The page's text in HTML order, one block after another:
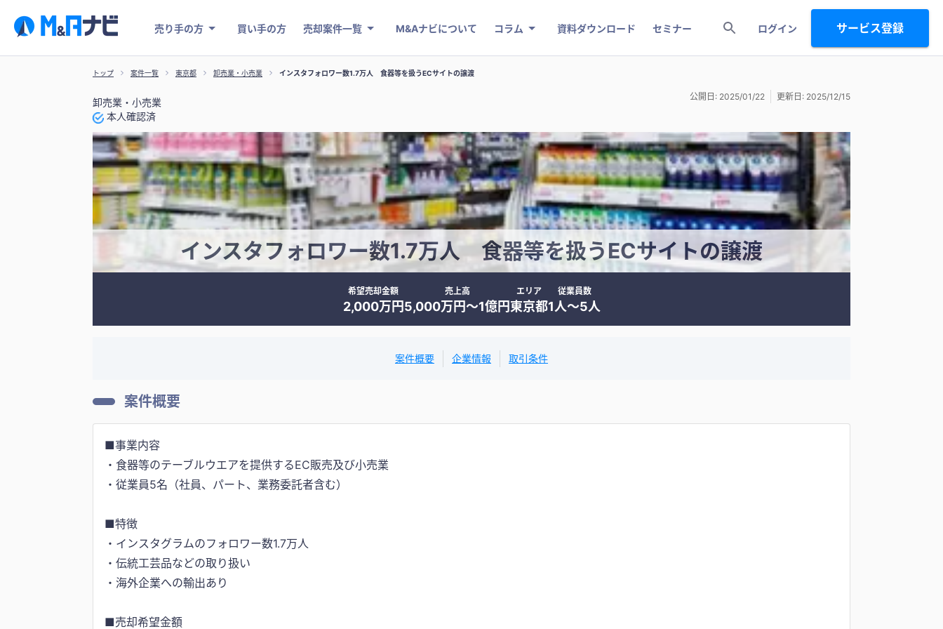
売り手の方 買い手の方 売却案件一覧 M&Aナビについて コラム 資料ダウンロード セミナー ログイン サービス登録
トップ 案件一覧 東京都 卸売業・小売業 インスタフォロワー数1.7万人 食器等を扱うECサイトの譲渡
卸売業・小売業
本人確認済
公開日: 2025/01/22 更新日: 2025/12/15
インスタフォロワー数1.7万人 食器等を扱うECサイトの譲渡
希望売却金額
2,000万円
売上高
5,000万円〜1億円
エリア
東京都
従業員数
1人〜5人
案件概要 企業情報 取引条件
案件概要
■事業内容
・食器等のテーブルウエアを提供するEC販売及び小売業
・従業員5名（社員、パート、業務委託者含む）
■特徴
・インスタグラムのフォロワー数1.7万人
・伝統工芸品などの取り扱い
・海外企業への輸出あり
■売却希望金額